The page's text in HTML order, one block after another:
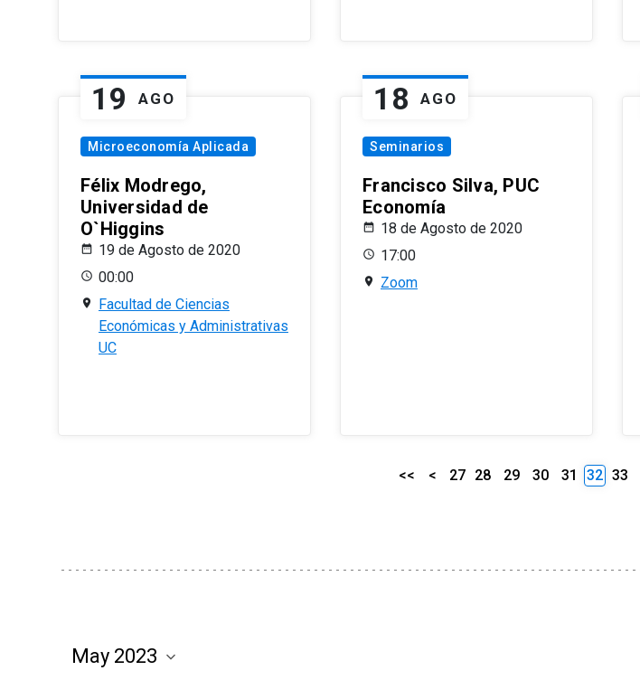
19 AGO
Microeconomía Aplicada
Félix Modrego,
Universidad de
O`Higgins
19 de Agosto de 2020
00:00
Facultad de Ciencias
Económicas y Administrativas
UC
18 AGO
Seminarios
Francisco Silva, PUC
Economía
18 de Agosto de 2020
17:00
Zoom
<< < 27 28 29 30 31 32 33